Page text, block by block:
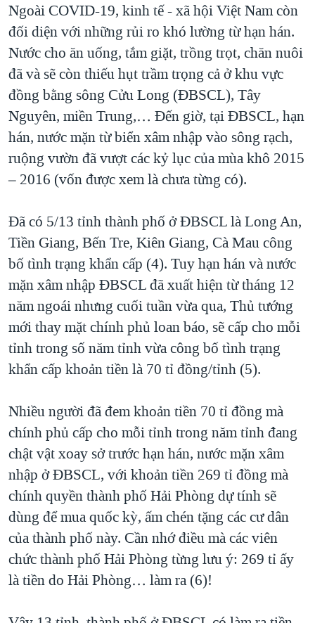
Ngoài COVID-19, kinh tế - xã hội Việt Nam còn
đối diện với những rủi ro khó lường từ hạn hán.
Nước cho ăn uống, tắm giặt, trồng trọt, chăn nuôi
đã và sẽ còn thiếu hụt trầm trọng cả ở khu vực
đồng bằng sông Cửu Long (ĐBSCL), Tây
Nguyên, miền Trung,… Đến giờ, tại ĐBSCL, hạn
hán, nước mặn từ biển xâm nhập vào sông rạch,
ruộng vườn đã vượt các kỷ lục của mùa khô 2015
– 2016 (vốn được xem là chưa từng có).
Đã có 5/13 tỉnh thành phố ở ĐBSCL là Long An,
Tiền Giang, Bến Tre, Kiên Giang, Cà Mau công
bố tình trạng khẩn cấp (4). Tuy hạn hán và nước
mặn xâm nhập ĐBSCL đã xuất hiện từ tháng 12
năm ngoái nhưng cuối tuần vừa qua, Thủ tướng
mới thay mặt chính phủ loan báo, sẽ cấp cho mỗi
tỉnh trong số năm tỉnh vừa công bố tình trạng
khẩn cấp khoản tiền là 70 tỉ đồng/tỉnh (5).
Nhiều người đã đem khoản tiền 70 tỉ đồng mà
chính phủ cấp cho mỗi tỉnh trong năm tỉnh đang
chật vật xoay sở trước hạn hán, nước mặn xâm
nhập ở ĐBSCL, với khoản tiền 269 tỉ đồng mà
chính quyền thành phố Hải Phòng dự tính sẽ
dùng để mua quốc kỳ, ấm chén tặng các cư dân
của thành phố này. Cần nhớ điều mà các viên
chức thành phố Hải Phòng từng lưu ý: 269 tỉ ấy
là tiền do Hải Phòng… làm ra (6)!